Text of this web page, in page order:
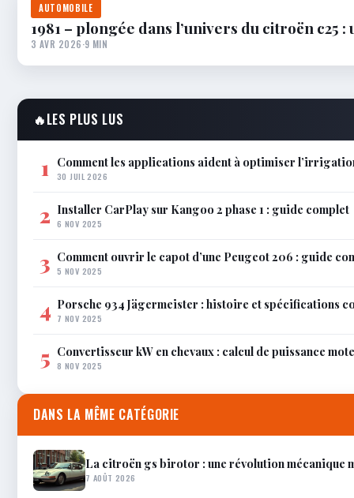
AUTOMOBILE
1981 – plongée dans l’univers du citroën c25
3 AVR 2026·9 MIN
🔥LES PLUS LUS
1 Comment les applications aident à optimiser
30 JUIL 2026
2 Installer CarPlay sur Kangoo 2 phase 1 : guide complet
6 NOV 2025
3 Comment ouvrir le capot d’une Peugeot 206 : guide
5 NOV 2025
4 Porsche 934 Jägermeister : histoire et spécifications
7 NOV 2025
5 Convertisseur kW en chevaux : calcul de puissance
8 NOV 2025
DANS LA MÊME CATÉGORIE
La citroën gs birotor : une révolution mécanique
7 AOÛT 2026